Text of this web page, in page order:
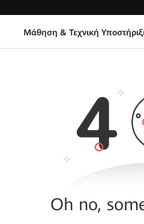
Μάθηση & Τεχνική
Oh no,